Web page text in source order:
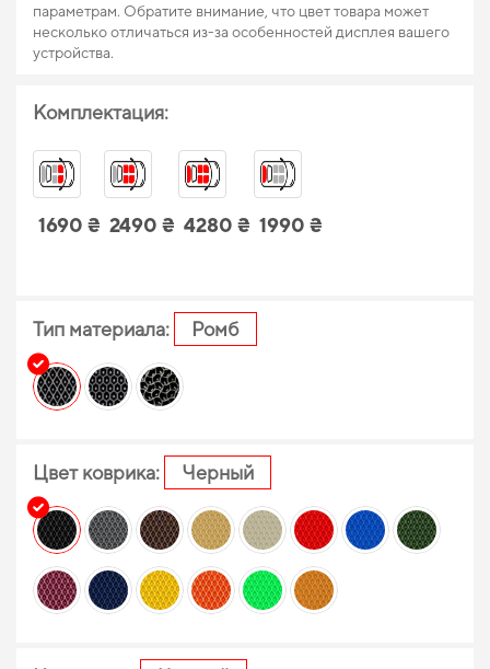
параметрам. Обратите внимание, что цвет товара может
несколько отличаться из-за особенностей дисплея вашего
устройства.
Комплектация:
1690 ₴ 2490 ₴ 4280 ₴ 1990 ₴
Тип материала: Ромб
Цвет коврика: Черный